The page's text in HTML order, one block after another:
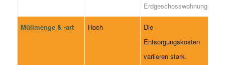
Erdgeschosswohnung.
Müllmenge & -art Hoch
Die
Entsorgungskosten
variieren stark.